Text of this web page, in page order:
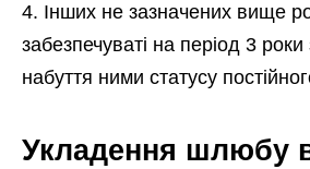
Інших не зазначених вище
забезпечуваті на період 3
набуття ними статусу
Укладення шлюбу